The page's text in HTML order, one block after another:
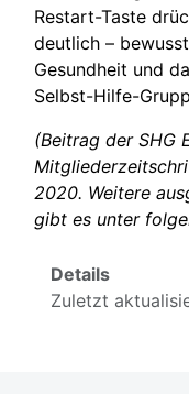
Restart-Taste
deutlich –
Gesundheit und
Selbst-Hilfe-
(Beitrag der SHG
2020. Weitere
gibt es unter
Details
Zuletzt